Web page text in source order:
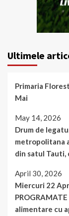
Ultimele
Primaria
Mai
May 14, 2026
Drum de
metropolitana
din satul Tauti,
April 30, 2026
Miercuri 22
alimentare cu